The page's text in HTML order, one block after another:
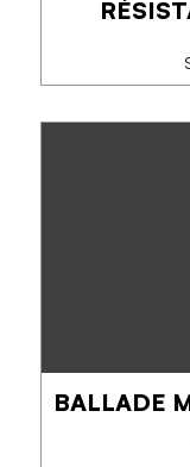
82eme
de la
de liaison le
BALLADE